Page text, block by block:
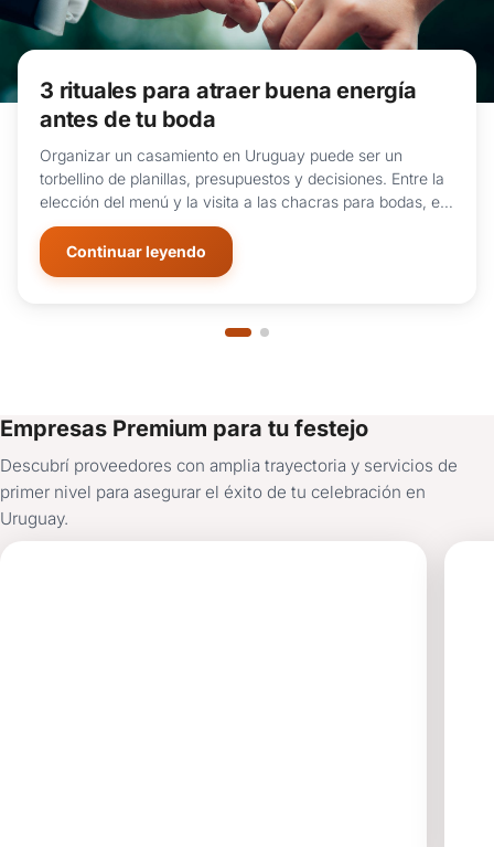
3 rituales para atraer buena energía
antes de tu boda
Organizar un casamiento en Uruguay puede ser un
torbellino de planillas, presupuestos y decisiones. Entre la
elección del menú y la visita a las chacras para bodas, es
fácil olvidarse de lo más importante: la unión espiritual de
la pareja...
Continuar leyendo
Empresas Premium para tu festejo
Descubrí proveedores con amplia trayectoria y servicios de
primer nivel para asegurar el éxito de tu celebración en
Uruguay.